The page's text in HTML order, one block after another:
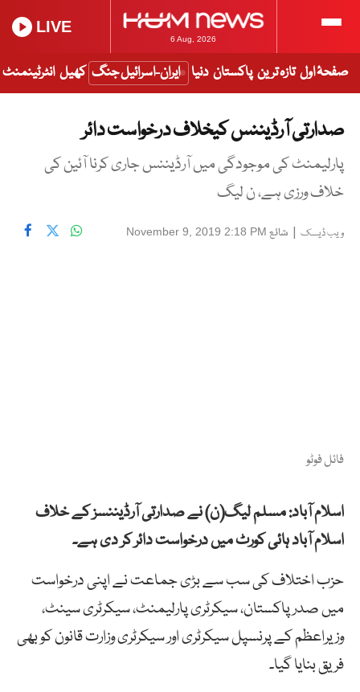
6 Aug, 2026
LIVE
صفحۂ اول تازہ ترین پاکستان دنیا ایران-اسرائیل جنگ کھیل انٹرٹینمنٹ
صدارتی آرڈیننس کیخلاف درخواست دائر
پارلیمنٹ کی موجودگی میں آرڈیننس جاری کرنا آئین کی
خلاف ورزی ہے، ن لیگ
ویب ڈیسک | شائع November 9, 2019 2:18 PM
فائل فوٹو
اسلام آباد: مسلم لیگ(ن) نے صدارتی آرڈیننسز کے خلاف
اسلام آباد ہائی کورٹ میں درخواست دائر کر دی ہے۔
حزب اختلاف کی سب سے بڑی جماعت نے اپنی درخواست
میں صدر پاکستان، سیکرٹری پارلیمنٹ، سیکرٹری سینٹ،
وزیراعظم کے پرنسپل سیکرٹری اور سیکرٹری وزارت قانون کو بھی
فریق بنایا گیا۔